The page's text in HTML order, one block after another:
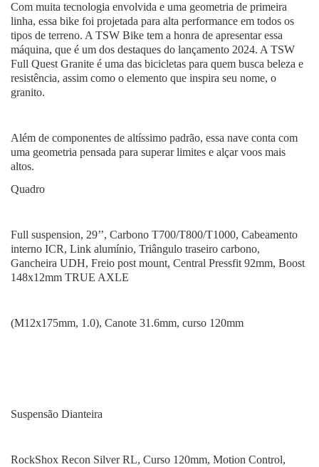
Com muita tecnologia envolvida e uma geometria de primeira
linha, essa bike foi projetada para alta performance em todos os
tipos de terreno. A TSW Bike tem a honra de apresentar essa
máquina, que é um dos destaques do lançamento 2024. A TSW
Full Quest Granite é uma das bicicletas para quem busca beleza e
resistência, assim como o elemento que inspira seu nome, o
granito.
Além de componentes de altíssimo padrão, essa nave conta com
uma geometria pensada para superar limites e alçar voos mais
altos.
Quadro
Full suspension, 29’’, Carbono T700/T800/T1000, Cabeamento
interno ICR, Link alumínio, Triângulo traseiro carbono,
Gancheira UDH, Freio post mount, Central Pressfit 92mm, Boost
148x12mm TRUE AXLE
(M12x175mm, 1.0), Canote 31.6mm, curso 120mm
Suspensão Dianteira
RockShox Recon Silver RL, Curso 120mm, Motion Control,